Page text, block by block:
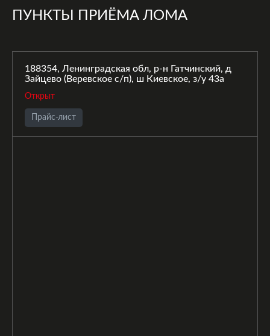
ПУНКТЫ ПРИЁМА ЛОМА
188354, Ленинградская обл, р-н Гатчинский, д
Зайцево (Веревское с/п), ш Киевское, з/у 43а
Открыт
Прайс-лист